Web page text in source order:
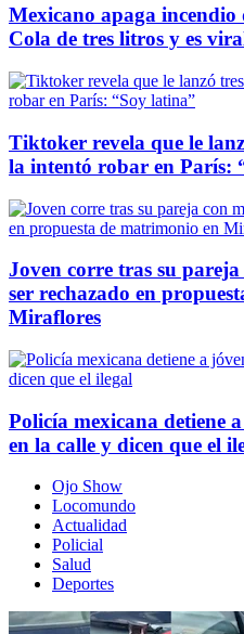
Mexicano apaga
Cola de tres litros y es
Tiktoker revela que le
la intentó robar en París:
Joven corre tras su
ser rechazado en
Miraflores
Policía mexicana detiene
en la calle y dicen que el
Ojo Show
Locomundo
Actualidad
Policial
Salud
Deportes